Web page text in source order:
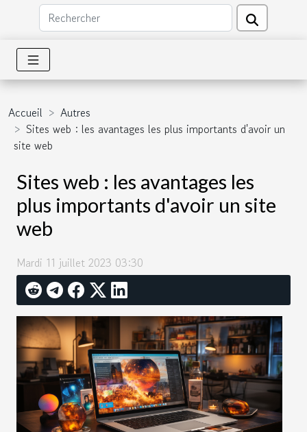
Accueil
Autres
Sites web : les avantages les plus importants d'avoir un
site web
Sites web : les avantages les
plus importants d'avoir un site
web
Mardi 11 juillet 2023 03:30